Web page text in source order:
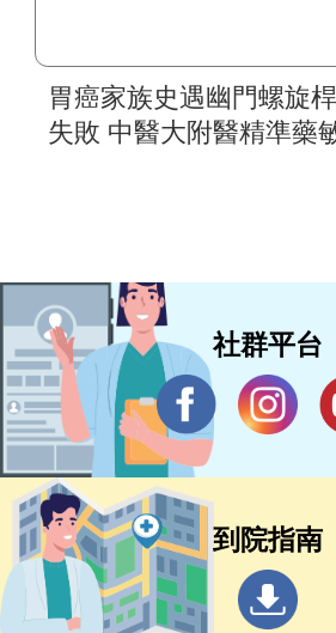
胃癌家族史遇幽門螺旋
失敗 中醫大附醫精準藥
社群平台
到院指南